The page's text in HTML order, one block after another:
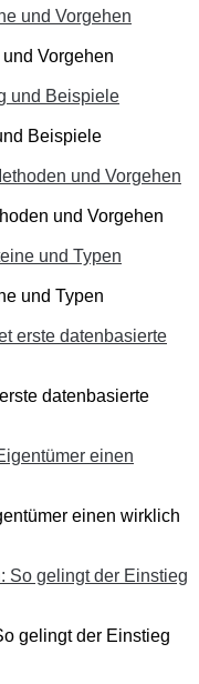
Vorgehen
Beispiele
und Vorgehen
und Typen
datenbasierte
einen wirklich
gelingt der Einstieg